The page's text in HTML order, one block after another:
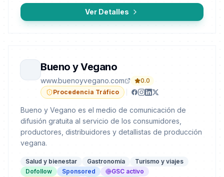
Ver Detalles
Bueno y Vegano
www.buenoyvegano.com
0.0
Procedencia Tráfico
Bueno y Vegano es el medio de comunicación de
difusión gratuita al servicio de los consumidores,
productores, distribuidores y detallistas de producción
vegana.
Salud y bienestar Gastronomía
Turismo y viajes
Dofollow
Sponsored
GSC activo